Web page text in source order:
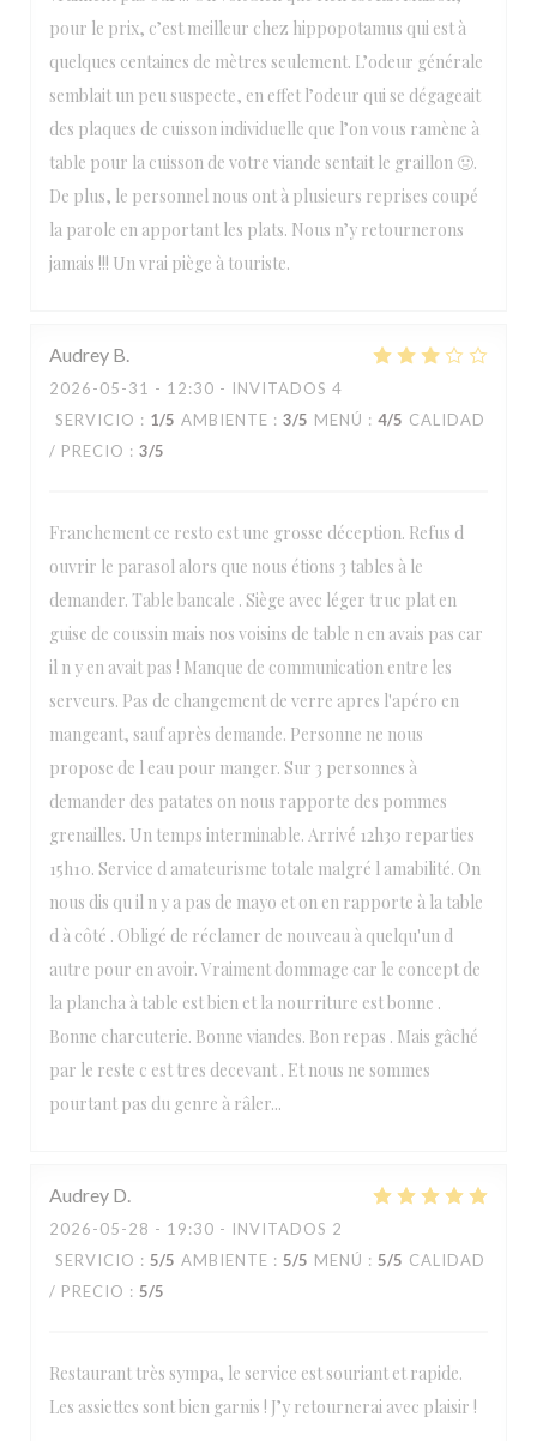
pour le prix, c’est meilleur chez hippopotamus qui est à
quelques centaines de mètres seulement. L’odeur générale
semblait un peu suspecte, en effet l’odeur qui se dégageait
des plaques de cuisson individuelle que l’on vous ramène à
table pour la cuisson de votre viande sentait le graillon 🤢.
De plus, le personnel nous ont à plusieurs reprises coupé
la parole en apportant les plats. Nous n’y retournerons
jamais !!! Un vrai piège à touriste.
Audrey B
2026-05-31 - 12:30 - INVITADOS 4
SERVICIO : 1/5 AMBIENTE : 3/5 MENÚ : 4/5 CALIDAD
/ PRECIO : 3/5
Franchement ce resto est une grosse déception. Refus d
ouvrir le parasol alors que nous étions 3 tables à le
demander. Table bancale . Siège avec léger truc plat en
guise de coussin mais nos voisins de table n en avais pas car
il n y en avait pas ! Manque de communication entre les
serveurs. Pas de changement de verre apres l'apéro en
mangeant, sauf après demande. Personne ne nous
propose de l eau pour manger. Sur 3 personnes à
demander des patates on nous rapporte des pommes
grenailles. Un temps interminable. Arrivé 12h30 reparties
15h10. Service d amateurisme totale malgré l amabilité. On
nous dis qu il n y a pas de mayo et on en rapporte à la table
d à côté . Obligé de réclamer de nouveau à quelqu'un d
autre pour en avoir. Vraiment dommage car le concept de
la plancha à table est bien et la nourriture est bonne .
Bonne charcuterie. Bonne viandes. Bon repas . Mais gâché
par le reste c est tres decevant . Et nous ne sommes
pourtant pas du genre à râler...
Audrey D
2026-05-28 - 19:30 - INVITADOS 2
SERVICIO : 5/5 AMBIENTE : 5/5 MENÚ : 5/5 CALIDAD
/ PRECIO : 5/5
Restaurant très sympa, le service est souriant et rapide.
Les assiettes sont bien garnis ! J’y retournerai avec plaisir !